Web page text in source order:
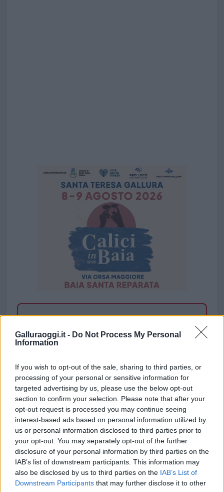
Galluraoggi.it - Do Not Process My Personal
Information
If you wish to opt-out of the sale, sharing to third parties, or
processing of your personal or sensitive information for
targeted advertising by us, please use the below opt-out
section to confirm your selection. Please note that after your
opt-out request is processed you may continue seeing
interest-based ads based on personal information utilized by
us or personal information disclosed to third parties prior to
your opt-out. You may separately opt-out of the further
disclosure of your personal information by third parties on the
IAB’s list of downstream participants. This information may
also be disclosed by us to third parties on the IAB’s List of
Downstream Participants that may further disclose it to other
Vuoi rimuovere le pubblicità nazionali?
Puoi abbonarti a
Sei già abbonato?
Puoi effettuare l'accesso andando nella
sezioneLogindal menù del sito o
cliccandoqui
TEMI:
Consigliera Carla Cuccu
Notizie Carloforte
Notizie La Maddalena